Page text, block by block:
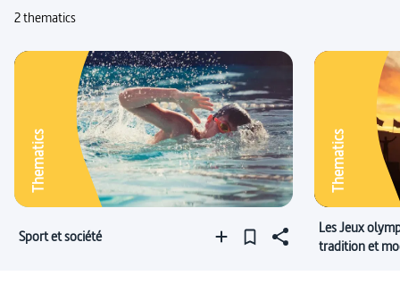
2 thematics
Thematics
Sport et société
Thematics
Les Jeux
tradition et